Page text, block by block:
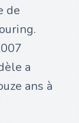
de
a
ans à